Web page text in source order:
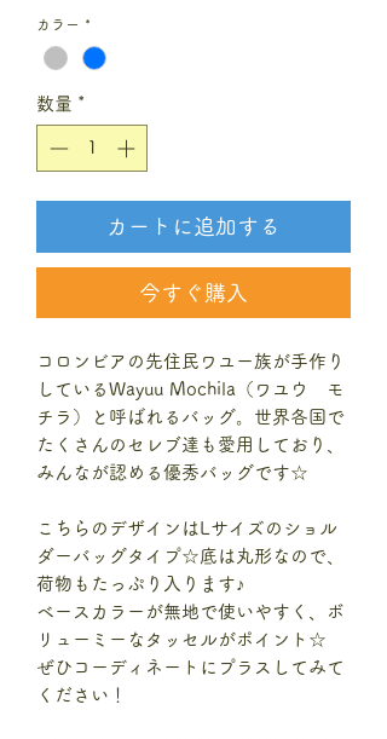
カラー *
数量 *
カートに追加する
今すぐ購入
コロンビアの先住民ワユー族が手作り
しているWayuu Mochila（ワユウ モ
チラ）と呼ばれるバッグ。世界各国で
たくさんのセレブ達も愛用しており、
みんなが認める優秀バッグです☆
こちらのデザインはLサイズのショル
ダーバッグタイプ☆底は丸形なので、
荷物もたっぷり入ります♪
ベースカラーが無地で使いやすく、ボ
リューミーなタッセルがポイント☆
ぜひコーディネートにプラスしてみて
ください！